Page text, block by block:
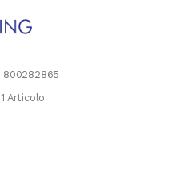
800282865
1 Articolo